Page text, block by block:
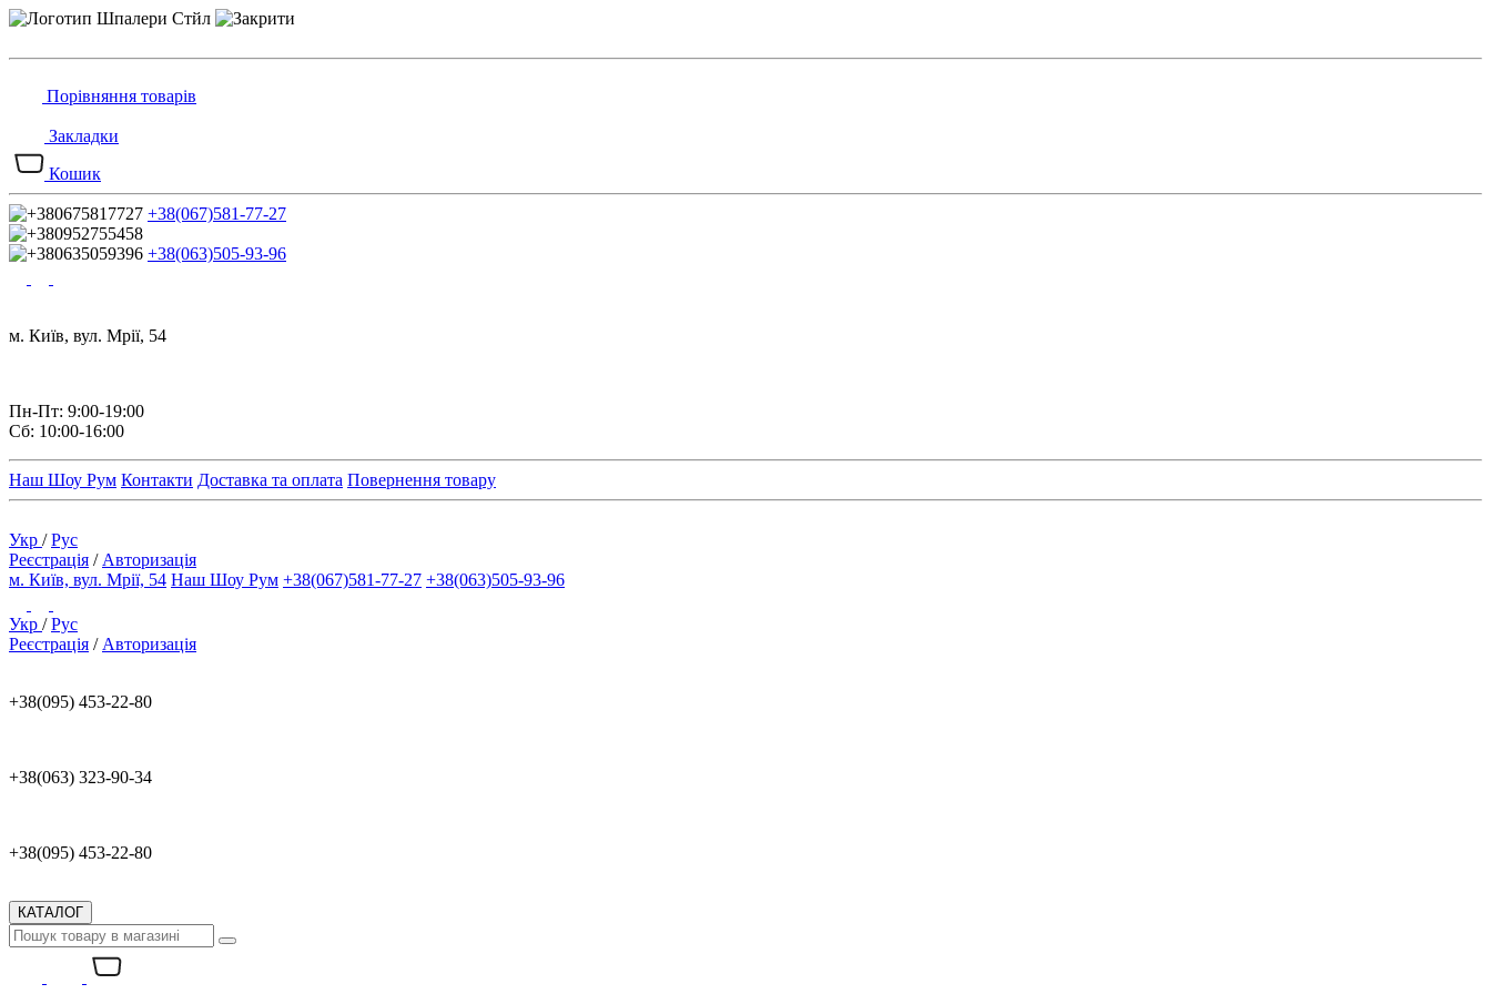
Порівняння товарів
Закладки
Кошик
+38(067)581-77-27
+38(063)505-93-96
м. Київ, вул. Мрії, 54
Пн-Пт: 9:00-19:00
Сб: 10:00-16:00
Наш Шоу Рум Контакти Доставка та оплата Повернення товару
Укр /Рус
Реєстрація / Авторизація
м. Київ, вул. Мрії, 54 Наш Шоу Рум +38(067)581-77-27 +38(063)505-93-96
Укр /Рус
Реєстрація / Авторизація
+38(095) 453-22-80
+38(063) 323-90-34
+38(095) 453-22-80
КАТАЛОГ